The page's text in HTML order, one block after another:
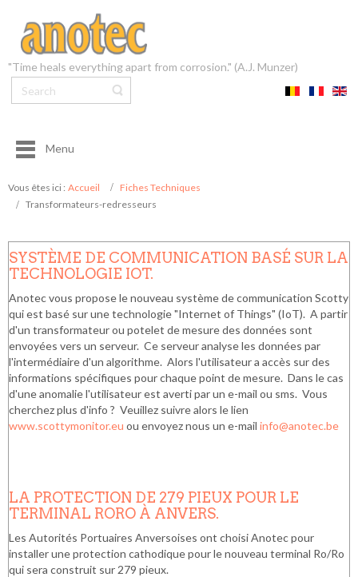
"Time heals everything apart from corrosion." (A.J. Munzer)
Menu
Vous êtes ici : Accueil
Fiches Techniques
Transformateurs-redresseurs
SYSTÈME DE COMMUNICATION BASÉ SUR LA
TECHNOLOGIE IOT.
Anotec vous propose le nouveau système de communication Scotty
qui est basé sur une technologie "Internet of Things" (IoT). A partir
d'un transformateur ou potelet de mesure des données sont
envoyées vers un serveur. Ce serveur analyse les données par
l'intermédiaire d'un algorithme. Alors l'utilisateur a accès sur des
informations spécifiques pour chaque point de mesure. Dans le cas
d'une anomalie l'utilisateur est averti par un e-mail ou sms. Vous
cherchez plus d'info ? Veuillez suivre alors le lien
www.scottymonitor.eu ou envoyez nous un e-mail info@anotec.be
LA PROTECTION DE 279 PIEUX POUR LE
TERMINAL RORO À ANVERS.
Les Autorités Portuaires Anversoises ont choisi Anotec pour
installer une protection cathodique pour le nouveau terminal Ro/Ro
qui sera construit sur 279 pieux.